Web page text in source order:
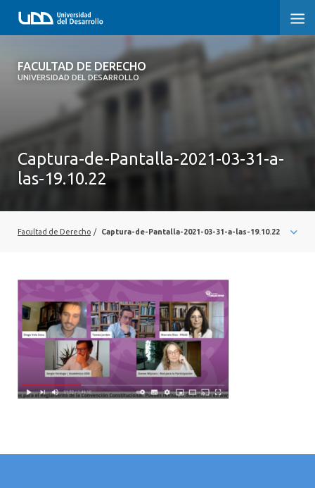
FACULTAD DE DERECHO
UNIVERSIDAD DEL DESARROLLO
FACULTAD DE DERECHO
SOBRE LA FACULTAD
CARRERAS
INTERNACIONAL
Captura-de-Pantalla-2021-03-31-a-
las-19.10.22
Facultad de Derecho / Captura-de-Pantalla-2021-03-31-a-las-19.10.22